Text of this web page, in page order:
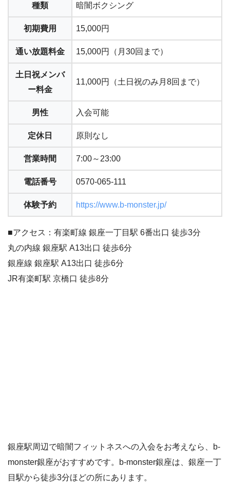
種類 暗闇ボクシング
初期費用 15,000円
通い放題料金 15,000円（月30回まで）
土日祝メンバ
ー料金
11,000円（土日祝のみ月8回まで）
男性 入会可能
定休日 原則なし
営業時間 7:00～23:00
電話番号 0570-065-111
体験予約 https://www.b-monster.jp/
■アクセス：有楽町線 銀座一丁目駅 6番出口 徒歩3分
丸の内線 銀座駅 A13出口 徒歩6分
銀座線 銀座駅 A13出口 徒歩6分
JR有楽町駅 京橋口 徒歩8分
銀座駅周辺で暗闇フィットネスへの入会をお考えなら、b-
monster銀座がおすすめです。b-monster銀座は、銀座一丁
目駅から徒歩3分ほどの所にあります。